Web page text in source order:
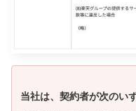
当社は、契約者が次のい